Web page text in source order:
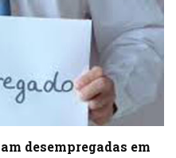
desempregadas em